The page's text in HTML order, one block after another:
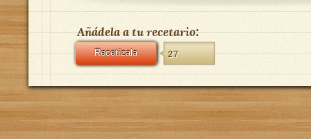
Añádela a tu recetario:
Recetízala 27